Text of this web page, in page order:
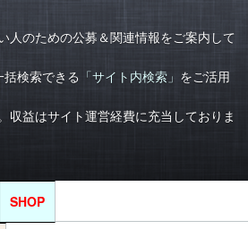
人のための公募＆関連情報をご案内して
検索できる 「サイト内検索」 をご活用
収益はサイト運営経費に充当しておりま
SHOP